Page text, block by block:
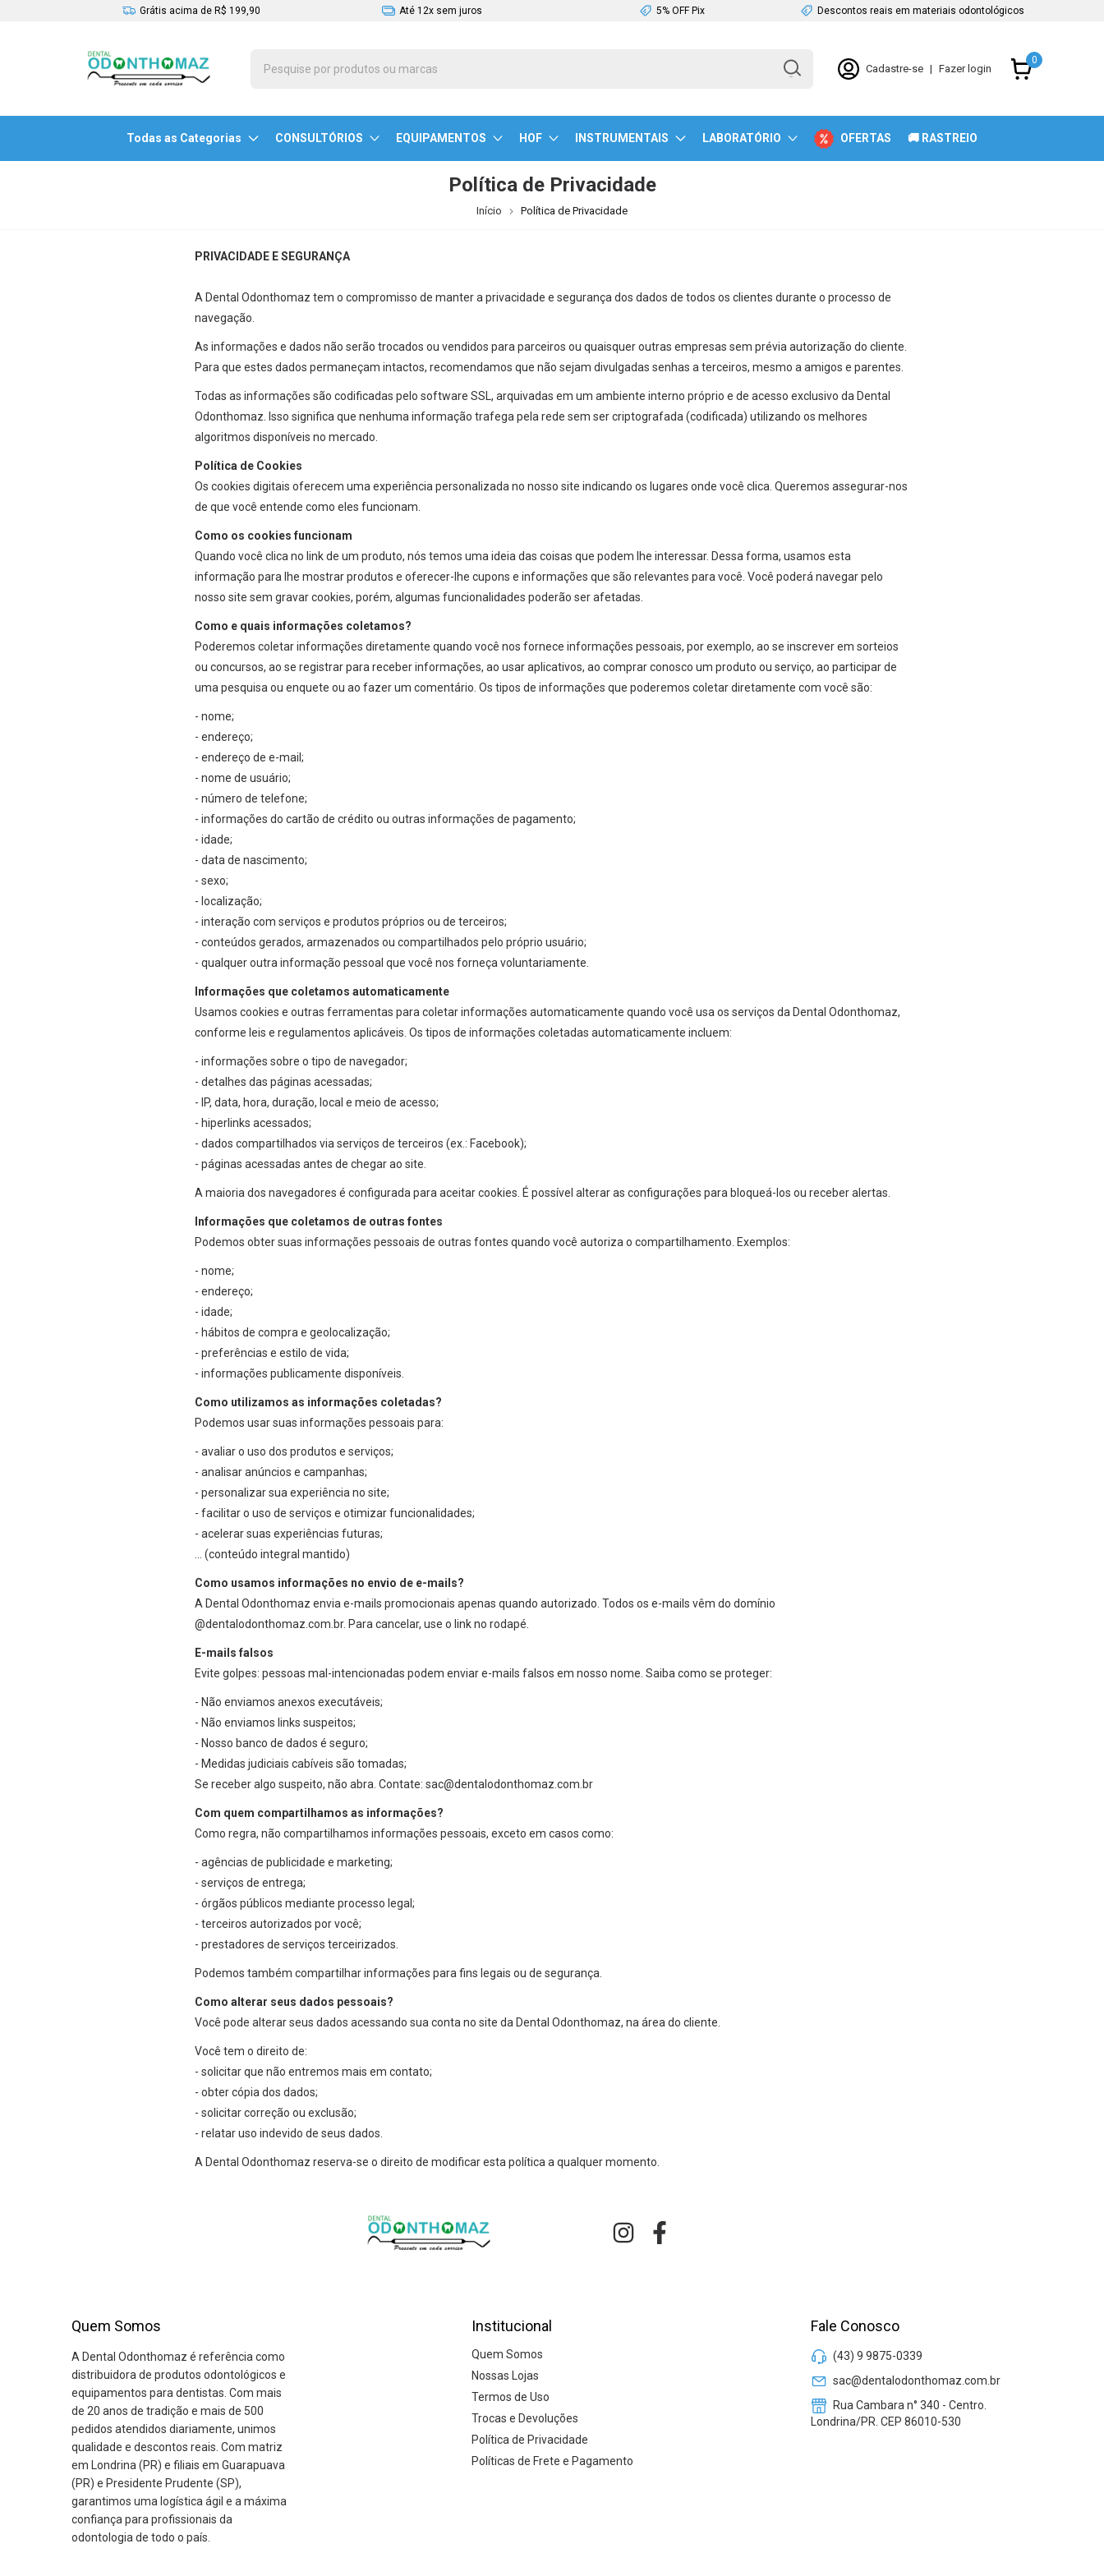
Grátis acima de R$ 199,90 Até 12x sem juros 5% OFF Pix Descontos reais em materiais odontológicos
Cadastre-se | Fazer login
0
Todas as Categorias CONSULTÓRIOS EQUIPAMENTOS HOF INSTRUMENTAIS LABORATÓRIO OFERTAS 🚚 RASTREIO
Política de Privacidade
Início Política de Privacidade
PRIVACIDADE E SEGURANÇA
A Dental Odonthomaz tem o compromisso de manter a privacidade e segurança dos dados de todos os clientes durante o processo de
navegação.
As informações e dados não serão trocados ou vendidos para parceiros ou quaisquer outras empresas sem prévia autorização do cliente.
Para que estes dados permaneçam intactos, recomendamos que não sejam divulgadas senhas a terceiros, mesmo a amigos e parentes.
Todas as informações são codificadas pelo software SSL, arquivadas em um ambiente interno próprio e de acesso exclusivo da Dental
Odonthomaz. Isso significa que nenhuma informação trafega pela rede sem ser criptografada (codificada) utilizando os melhores
algoritmos disponíveis no mercado.
Política de Cookies
Os cookies digitais oferecem uma experiência personalizada no nosso site indicando os lugares onde você clica. Queremos assegurar-nos
de que você entende como eles funcionam.
Como os cookies funcionam
Quando você clica no link de um produto, nós temos uma ideia das coisas que podem lhe interessar. Dessa forma, usamos esta
informação para lhe mostrar produtos e oferecer-lhe cupons e informações que são relevantes para você. Você poderá navegar pelo
nosso site sem gravar cookies, porém, algumas funcionalidades poderão ser afetadas.
Como e quais informações coletamos?
Poderemos coletar informações diretamente quando você nos fornece informações pessoais, por exemplo, ao se inscrever em sorteios
ou concursos, ao se registrar para receber informações, ao usar aplicativos, ao comprar conosco um produto ou serviço, ao participar de
uma pesquisa ou enquete ou ao fazer um comentário. Os tipos de informações que poderemos coletar diretamente com você são:
- nome;
- endereço;
- endereço de e-mail;
- nome de usuário;
- número de telefone;
- informações do cartão de crédito ou outras informações de pagamento;
- idade;
- data de nascimento;
- sexo;
- localização;
- interação com serviços e produtos próprios ou de terceiros;
- conteúdos gerados, armazenados ou compartilhados pelo próprio usuário;
- qualquer outra informação pessoal que você nos forneça voluntariamente.
Informações que coletamos automaticamente
Usamos cookies e outras ferramentas para coletar informações automaticamente quando você usa os serviços da Dental Odonthomaz,
conforme leis e regulamentos aplicáveis. Os tipos de informações coletadas automaticamente incluem:
- informações sobre o tipo de navegador;
- detalhes das páginas acessadas;
- IP, data, hora, duração, local e meio de acesso;
- hiperlinks acessados;
- dados compartilhados via serviços de terceiros (ex.: Facebook);
- páginas acessadas antes de chegar ao site.
A maioria dos navegadores é configurada para aceitar cookies. É possível alterar as configurações para bloqueá-los ou receber alertas.
Informações que coletamos de outras fontes
Podemos obter suas informações pessoais de outras fontes quando você autoriza o compartilhamento. Exemplos:
- nome;
- endereço;
- idade;
- hábitos de compra e geolocalização;
- preferências e estilo de vida;
- informações publicamente disponíveis.
Como utilizamos as informações coletadas?
Podemos usar suas informações pessoais para:
- avaliar o uso dos produtos e serviços;
- analisar anúncios e campanhas;
- personalizar sua experiência no site;
- facilitar o uso de serviços e otimizar funcionalidades;
- acelerar suas experiências futuras;
… (conteúdo integral mantido)
Como usamos informações no envio de e-mails?
A Dental Odonthomaz envia e-mails promocionais apenas quando autorizado. Todos os e-mails vêm do domínio
@dentalodonthomaz.com.br. Para cancelar, use o link no rodapé.
E-mails falsos
Evite golpes: pessoas mal-intencionadas podem enviar e-mails falsos em nosso nome. Saiba como se proteger:
- Não enviamos anexos executáveis;
- Não enviamos links suspeitos;
- Nosso banco de dados é seguro;
- Medidas judiciais cabíveis são tomadas;
Se receber algo suspeito, não abra. Contate: sac@dentalodonthomaz.com.br
Com quem compartilhamos as informações?
Como regra, não compartilhamos informações pessoais, exceto em casos como:
- agências de publicidade e marketing;
- serviços de entrega;
- órgãos públicos mediante processo legal;
- terceiros autorizados por você;
- prestadores de serviços terceirizados.
Podemos também compartilhar informações para fins legais ou de segurança.
Como alterar seus dados pessoais?
Você pode alterar seus dados acessando sua conta no site da Dental Odonthomaz, na área do cliente.
Você tem o direito de:
- solicitar que não entremos mais em contato;
- obter cópia dos dados;
- solicitar correção ou exclusão;
- relatar uso indevido de seus dados.
A Dental Odonthomaz reserva-se o direito de modificar esta política a qualquer momento.
Quem Somos
A Dental Odonthomaz é referência como
distribuidora de produtos odontológicos e
equipamentos para dentistas. Com mais
de 20 anos de tradição e mais de 500
pedidos atendidos diariamente, unimos
qualidade e descontos reais. Com matriz
em Londrina (PR) e filiais em Guarapuava
(PR) e Presidente Prudente (SP),
garantimos uma logística ágil e a máxima
confiança para profissionais da
odontologia de todo o país.
Institucional
Quem Somos
Nossas Lojas
Termos de Uso
Trocas e Devoluções
Política de Privacidade
Políticas de Frete e Pagamento
Fale Conosco
(43) 9 9875-0339
sac@dentalodonthomaz.com.br
Rua Cambara n° 340 - Centro.
Londrina/PR. CEP 86010-530